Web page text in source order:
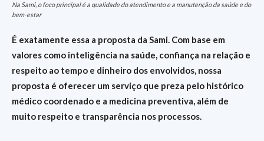
Na Sami, o foco principal é a qualidade do atendimento e a manutenção da saúde e do
bem-estar
É exatamente essa a proposta da Sami. Com base em
valores como inteligência na saúde, confiança na relação e
respeito ao tempo e dinheiro dos envolvidos, nossa
proposta é oferecer um serviço que preza pelo histórico
médico coordenado e a medicina preventiva, além de
muito respeito e transparência nos processos.